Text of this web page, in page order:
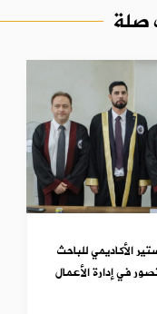
صلة
الأكاديمي للباحث
في إدارة الأعمال